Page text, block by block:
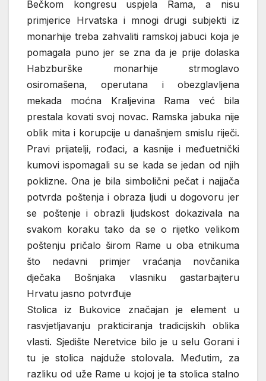
Bečkom kongresu uspjela Rama, a nisu
primjerice Hrvatska i mnogi drugi subjekti iz
monarhije treba zahvaliti ramskoj jabuci koja je
pomagala puno jer se zna da je prije dolaska
Habzburške monarhije strmoglavo
osiromašena, operutana i obezglavljena
mekada moćna Kraljevina Rama već bila
prestala kovati svoj novac. Ramska jabuka nije
oblik mita i korupcije u današnjem smislu riječi.
Pravi prijatelji, rođaci, a kasnije i međuetnički
kumovi ispomagali su se kada se jedan od njih
poklizne. Ona je bila simbolični pečat i najjača
potvrda poštenja i obraza ljudi u dogovoru jer
se poštenje i obrazli ljudskost dokazivala na
svakom koraku tako da se o rijetko velikom
poštenju pričalo širom Rame u oba etnikuma
što nedavni primjer vraćanja novčanika
dječaka Bošnjaka vlasniku gastarbajteru
Hrvatu jasno potvrđuje
Stolica iz Bukovice značajan je element u
rasvjetljavanju prakticiranja tradicijskih oblika
vlasti. Sjedište Neretvice bilo je u selu Gorani i
tu je stolica najduže stolovala. Međutim, za
razliku od uže Rame u kojoj je ta stolica stalno